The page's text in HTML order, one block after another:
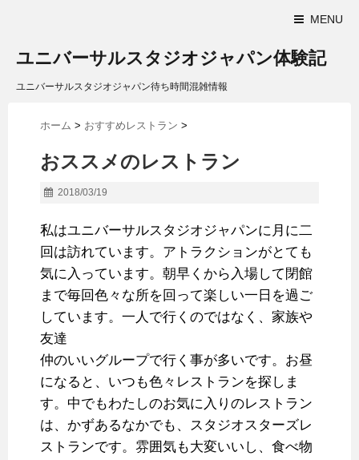
MENU
ユニバーサルスタジオジャパン体験記
ユニバーサルスタジオジャパン待ち時間混雑情報
ホーム > おすすめレストラン >
おススメのレストラン
2018/03/19
私はユニバーサルスタジオジャパンに月に二
回は訪れています。アトラクションがとても
気に入っています。朝早くから入場して閉館
まで毎回色々な所を回って楽しい一日を過ご
しています。一人で行くのではなく、家族や
友達
仲のいいグループで行く事が多いです。お昼
になると、いつも色々レストランを探しま
す。中でもわたしのお気に入りのレストラン
は、かずあるなかでも、スタジオスターズレ
ストランです。雰囲気も大変いいし、食べ物